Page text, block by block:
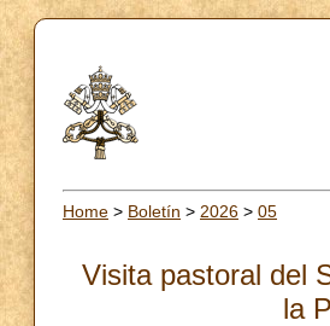
Home > Boletín > 2026 > 05
Visita pastoral del
la